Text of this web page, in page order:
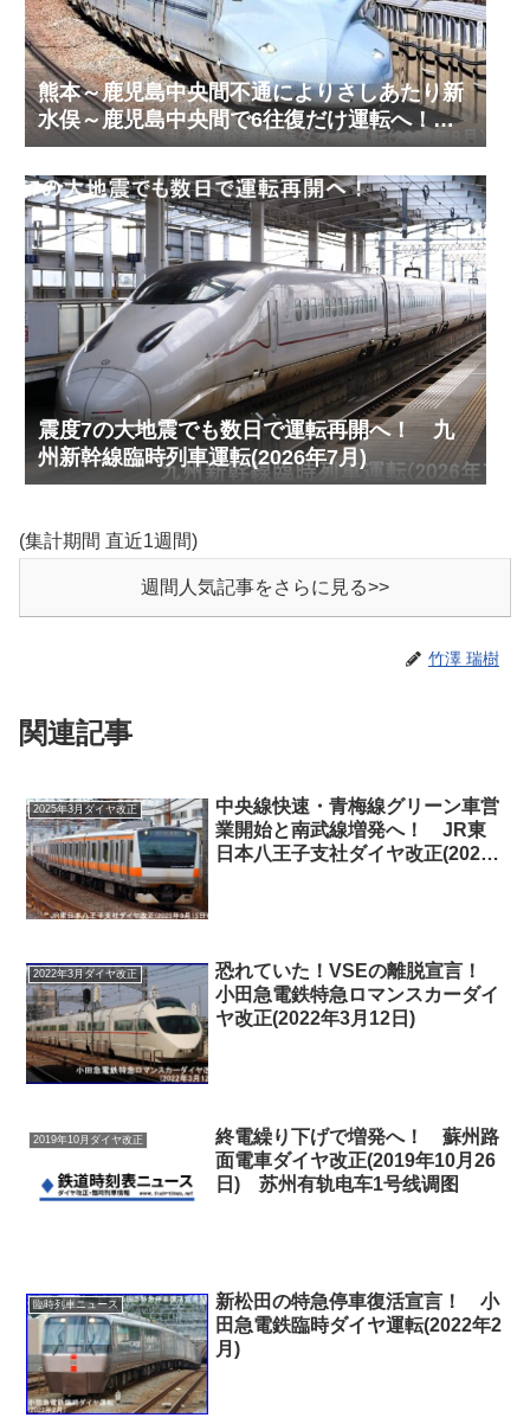
熊本～鹿児島中央間不通によりさしあたり新
水俣～鹿児島中央間で6往復だけ運転へ！
九州新幹線臨時ダイヤ運転(2026年8月)
震度7の大地震でも数日で運転再開へ！ 九
州新幹線臨時列車運転(2026年7月)
(集計期間 直近1週間)
週間人気記事をさらに見る>>
竹澤 瑞樹
関連記事
2025年3月ダイヤ改正
中央線快速・青梅線グリーン車営
業開始と南武線増発へ！ JR東
日本八王子支社ダイヤ改正(2025
2022年3月ダイヤ改正
恐れていた！VSEの離脱宣言！
小田急電鉄特急ロマンスカーダイ
ヤ改正(2022年3月12日)
2019年10月ダイヤ改正
終電繰り下げで増発へ！ 蘇州路
面電車ダイヤ改正(2019年10月26
日) 苏州有轨电车1号线调图
臨時列車ニュース
新松田の特急停車復活宣言！ 小
田急電鉄臨時ダイヤ運転(2022年2
月)